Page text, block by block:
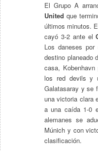
El Grupo A
United que
últimos minutos.
cayó 3-2 ante el
Los daneses
destino planeado
casa,
los red devils y
Galatasaray y se
una victoria clara
a una caída 1-0
alemanes se
Múnich y con
clasificación.